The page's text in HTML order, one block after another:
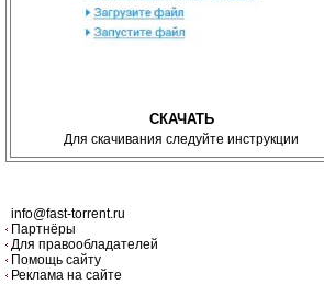
СКАЧАТЬ
Для скачивания следуйте инструкции
info@fast-torrent.ru
Партнёры
Для правообладателей
Помощь сайту
Реклама на сайте